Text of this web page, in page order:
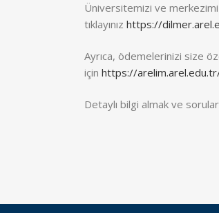
Üniversitemizi ve
tıklayınız https://
Ayrıca, ödemelerinizi size
için https://
Detaylı bilgi almak ve